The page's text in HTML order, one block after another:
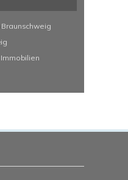
Immobilien